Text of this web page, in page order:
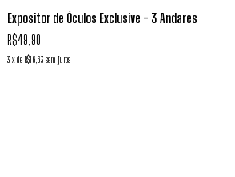
Expositor de Óculos Exclusive - 3 Andares
R$49,90
3 xde R$16,63 sem juros